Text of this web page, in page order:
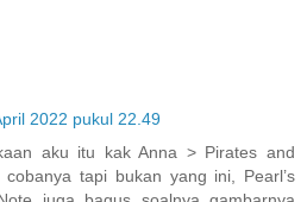
2022 pukul 22.49
aku itu kak Anna > Pirates and
tapi bukan yang ini, Pearl’s